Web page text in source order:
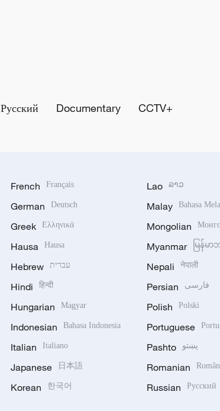
Русский Documentary CCTV+
French Français
German Deutsch
Greek Ελληνικά
Hausa Hausa
Hebrew עברית
Hindi हिन्दी
Hungarian Magyar
Indonesian Bahasa Indonesia
Italian Italiano
Japanese 日本語
Korean 한국어
Lao ລາວ
Malay Bahasa
Mongolian
Myanmar မြန်မ
Nepali नेपाली
Persian فارسی
Polish Polski
Portuguese
Pashto پښتو
Romanian
Russian Русский